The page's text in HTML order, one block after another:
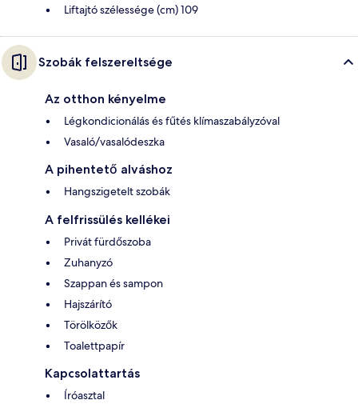
Liftajtó szélessége (cm) 109
Szobák felszereltsége
Az otthon kényelme
Légkondicionálás és fűtés klímaszabályzóval
Vasaló/vasalódeszka
A pihentető alváshoz
Hangszigetelt szobák
A felfrissülés kellékei
Privát fürdőszoba
Zuhanyzó
Szappan és sampon
Hajszárító
Törölközők
Toalettpapír
Kapcsolattartás
Íróasztal